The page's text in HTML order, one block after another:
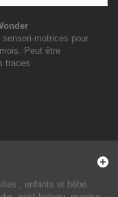
motrices pour
Peut être
traces
, enfants et bébé